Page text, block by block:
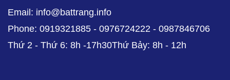
Email: info@battrang.info
Phone: 0919321885 - 0976724222 - 0987846706
Thứ 2 - Thứ 6: 8h -17h30Thứ Bảy: 8h - 12h